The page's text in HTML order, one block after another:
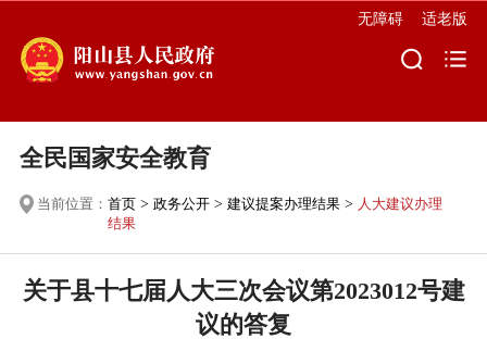
无障碍 适老版
全民国家安全教育
当前位置： 首页> 政务公开> 建议提案办理结果> 人大建议办理
结果
关于县十七届人大三次会议第2023012号建
议的答复